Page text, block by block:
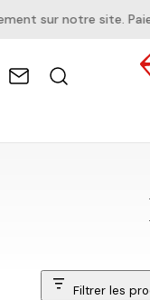
sur notre site.
Filtrer les